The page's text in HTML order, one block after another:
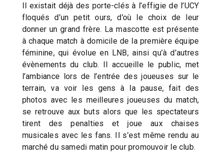
Il existait déjà des porte-clés à l’effigie de l’UCY
floqués d’un petit ours, d’où le choix de leur
donner un grand frère. La mascotte est présente
à chaque match à domicile de la première équipe
féminine, qui évolue en LNB, ainsi qu’à d’autres
évènements du club. Il accueille le public, met
l’ambiance lors de l’entrée des joueuses sur le
terrain, va voir les gens à la pause, fait des
photos avec les meilleures joueuses du match,
se retrouve aux buts alors que les spectateurs
tirent des penalties et joue aux chaises
musicales avec les fans. Il s’est même rendu au
marché du samedi matin pour promouvoir le club.